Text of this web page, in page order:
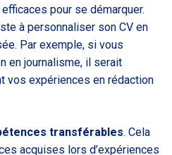
pour se démarquer.
à personnaliser son CV en
Par exemple, si vous
en journalisme, il serait
vos expériences en rédaction
transférables. Cela
acquises lors d’expériences